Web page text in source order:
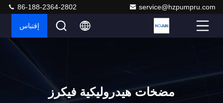
service@hzpumpru.com
86-188-2364-2802
إقتباس
مضخات هيدروليكية فيكرز